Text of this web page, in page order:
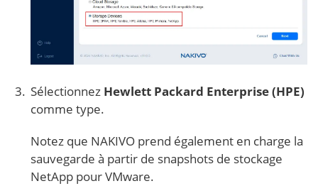
Sélectionnez Hewlett Packard Enterprise (HPE)
comme type.
Notez que NAKIVO prend également en charge la
sauvegarde à partir de snapshots de stockage
NetApp pour VMware.